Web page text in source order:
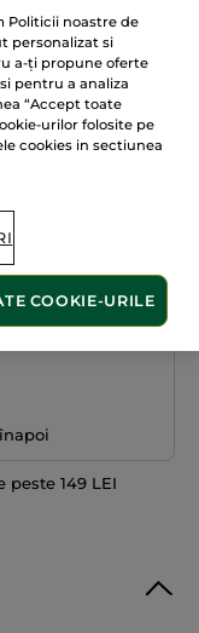
loțiune de
piele hidratată și
O RECENZIE
149 LEI
Politicii noastre de
personalizat si
a-ți propune oferte
pentru a analiza
“Accept toate
urilor folosite pe
cookies in sectiunea
COOKIE-URILE